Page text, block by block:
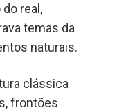
real,
temas da
naturais.
clássica
frontões